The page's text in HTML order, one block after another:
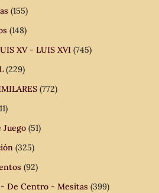
(155)
(148)
XV - LUIS XVI (745)
(229)
(772)
Juego (51)
(325)
(92)
De Centro - Mesitas (399)